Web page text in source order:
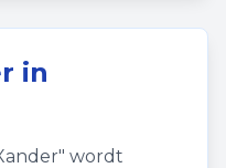
in
" wordt